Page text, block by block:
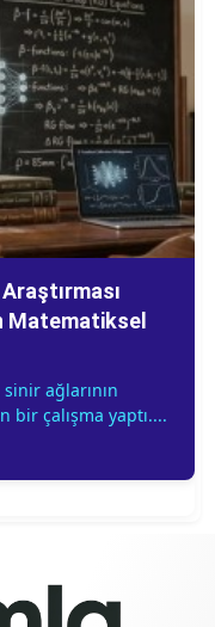
Matematiksel
ağlarının
bir çalışma yaptı....